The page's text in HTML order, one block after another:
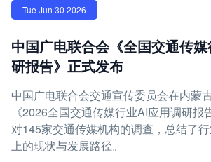
Tue Jun 30 2026
中国广电联合会《全国交通传
研报告》正式发布
中国广电联合会交通宣传委员会在内蒙
《2026全国交通传媒行业AI应用调研报
对145家交通传媒机构的调查，总结了
上的现状与发展路径。